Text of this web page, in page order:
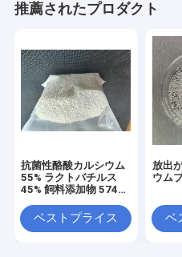
推薦されたプロダクト
抗菌性酪酸カルシウム
55% ラクトバチルス
45% 飼料添加物 5743-
ベストプライス
放出
ウム
ベ